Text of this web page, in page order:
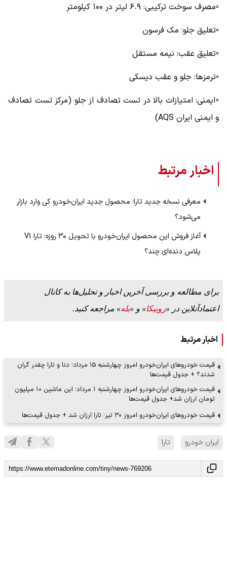
▫️مصرف سوخت ترکیبی: ۶.۹ لیتر در ۱۰۰ کیلومتر
▫️تعلیق جلو: مک فرسون
▫️تعلیق عقب: نیمه مستقل
▫️ترمزها: جلو و عقب دیسکی
▫️ایمنی: امتیازات بالا در تست تصادف از جلو (مرکز تست تصادف
و ایمنی ایران AQS)
اخبار مرتبط
معرفی نسخه جدید تارا؛ محصول جدید ایران‌خودرو کی وارد بازار
می‌شود؟
آغاز فروش این محصول ایران‌خودرو با تحویل ۳۰ روزه؛‌ تارا V1
پلاس دنده‌ای چند؟
برای مطالعه و بررسی آخرین اخبار و تحلیل‌ها به کانال
اعتمادآنلاین در «روبیکا» و «بله» مراجعه کنید.
اخبار مرتبط
قیمت خودروهای ایران‌خودرو امروز چهارشنبه ۱۵ مرداد؛ دنا و تارا چقدر گران
شدند؟ + جدول قیمت‌‌ها
قیمت خودروهای ایران‌خودرو امروز چهارشنبه ۱ مرداد؛ این ماشین ۱۰ میلیون
تومان ارزان شد+ جدول قیمت‌ها
قیمت خودروهای ایران‌خودرو امروز ۳۰ تیر؛ تارا ارزان شد + جدول قیمت‌ها
ایران خودرو تارا